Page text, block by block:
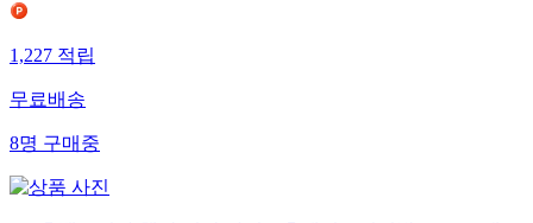
1,227적립
무료배송
8명구매중